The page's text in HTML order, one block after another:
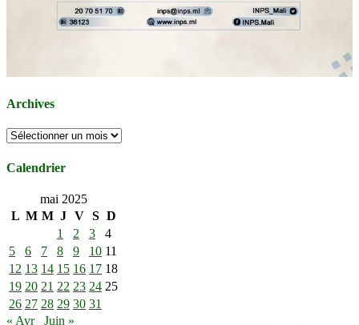
Archives
Archives
Calendrier
mai 2025
L M M J V S D
1
2 3
4
5
6 7 8 9 10 11
12 13 14 15 16 17 18
19 20 21 22 23 24 25
26 27 28 29 30 31
« Avr
Juin »